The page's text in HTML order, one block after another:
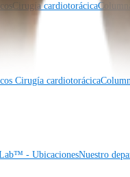
Cirugía cardiotorácica
Cirugía cardiotorácica
- UbicacionesNuestro